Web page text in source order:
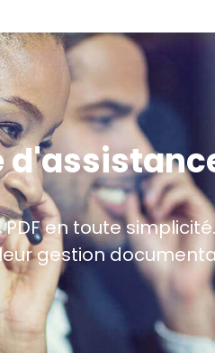
en toute
gestion